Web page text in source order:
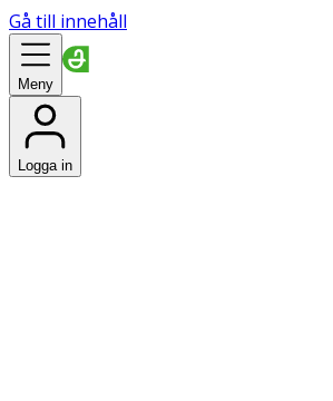
Gå till innehåll
Meny
Logga in